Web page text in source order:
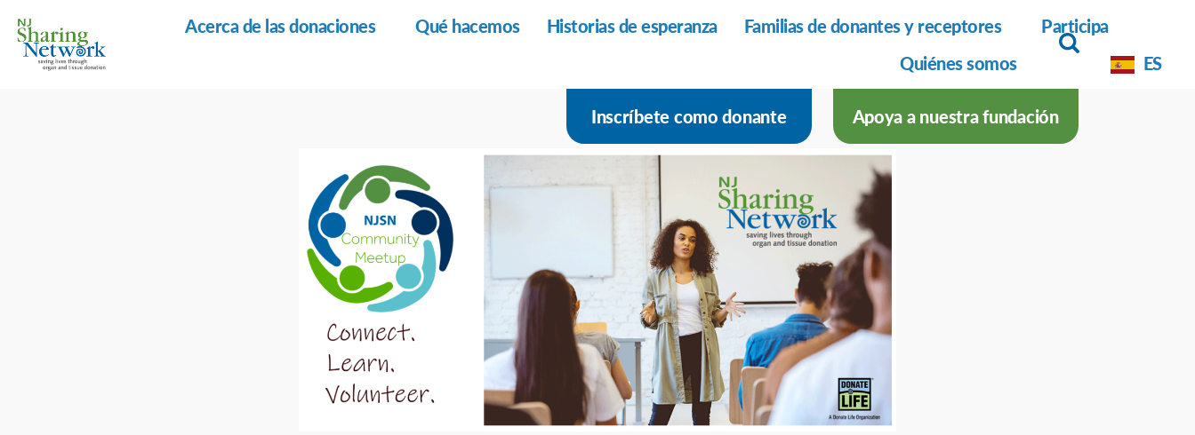
Acerca de las donaciones Qué hacemos Historias de esperanza Familias de donantes y receptores
Participa
Quiénes somos
ES
Inscríbete como donante Apoya a nuestra fundación